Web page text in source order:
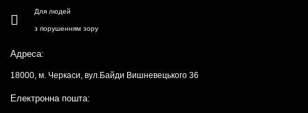
Для людей
з порушенням зору
Адреса:
18000, м. Черкаси, вул.Байди Вишневецького 36
Електронна пошта: